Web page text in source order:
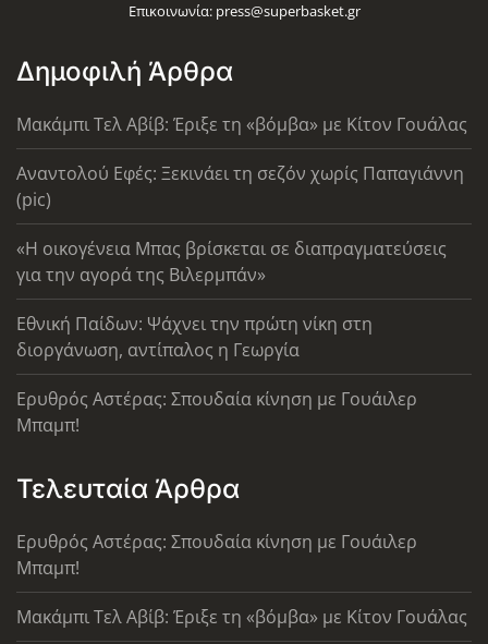
Επικοινωνία: press@superbasket.gr
Δημοφιλή Άρθρα
Μακάμπι Τελ Αβίβ: Έριξε τη «βόμβα» με Κίτον Γουάλας
Αναντολού Εφές: Ξεκινάει τη σεζόν χωρίς Παπαγιάννη
(pic)
«Η οικογένεια Μπας βρίσκεται σε διαπραγματεύσεις
για την αγορά της Βιλερμπάν»
Εθνική Παίδων: Ψάχνει την πρώτη νίκη στη
διοργάνωση, αντίπαλος η Γεωργία
Ερυθρός Αστέρας: Σπουδαία κίνηση με Γουάιλερ
Μπαμπ!
Τελευταία Άρθρα
Ερυθρός Αστέρας: Σπουδαία κίνηση με Γουάιλερ
Μπαμπ!
Μακάμπι Τελ Αβίβ: Έριξε τη «βόμβα» με Κίτον Γουάλας